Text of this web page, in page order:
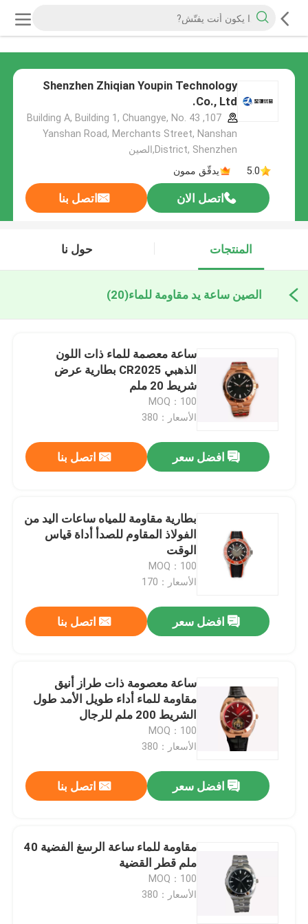
Shenzhen Zhiqian Youpin Technology
Co., Ltd.
107, Building A, Building 1, Chuangye, No. 43
Yanshan Road, Merchants Street, Nanshan
District, Shenzhen,الصين
5.0
يدقّق ممون
اتصل الان اتصل بنا
المنتجات حول نا
الصين ساعة يد مقاومة للماء(20)
ساعة معصمة للماء ذات اللون
الذهبي CR2025 بطارية عرض
شريط 20 ملم
MOQ：100
الأسعار：380
افضل سعر اتصل بنا
بطارية مقاومة للمياه ساعات اليد من
الفولاذ المقاوم للصدأ أداة قياس
الوقت
MOQ：100
الأسعار：170
افضل سعر اتصل بنا
ساعة معصومة ذات طراز أنيق
مقاومة للماء أداء طويل الأمد طول
الشريط 200 ملم للرجال
MOQ：100
الأسعار：380
افضل سعر اتصل بنا
مقاومة للماء ساعة الرسغ الفضية 40
ملم قطر القضية
MOQ：100
الأسعار：380